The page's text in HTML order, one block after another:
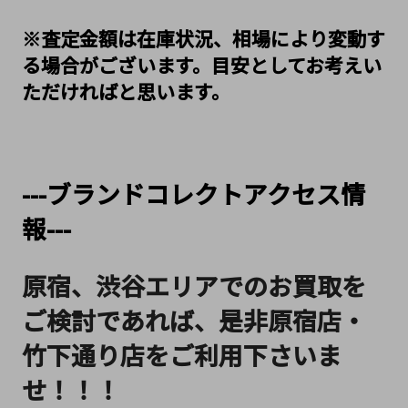
※査定金額は在庫状況、相場により変動す
る場合がございます。目安としてお考えい
ただければと思います。
---ブランドコレクトアクセス情
報---
原宿、渋谷エリアでのお買取を
ご検討であれば、是非原宿店・
竹下通り店をご利用下さいま
せ！！！